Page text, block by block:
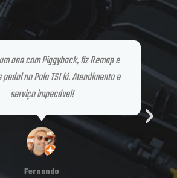
para fazer o Stage 3 UP TSI. Os
André, Felipe, Fábio e Tawer!
Vinicius Menegasse Câmara